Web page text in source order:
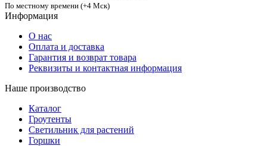
По местному времени (+4 Мск)
Информация
О нас
Оплата и доставка
Гарантия и возврат товара
Реквизиты и контактная информация
Наше производство
Каталог
Гроутенты
Светильник для растений
Горшки